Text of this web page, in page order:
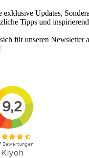
exklusive Updates,
Tipps und
für unseren Newsletter